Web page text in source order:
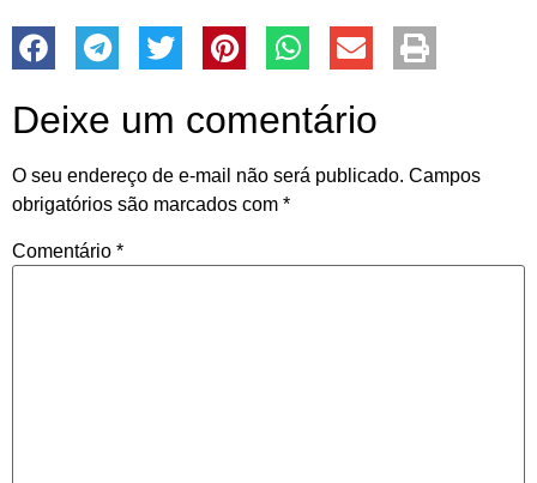
Deixe um comentário
O seu endereço de e-mail não será publicado. Campos
obrigatórios são marcados com *
Comentário *